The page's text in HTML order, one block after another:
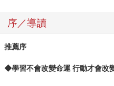
序／導讀
推薦序
◆學習不會改變命運 行動才會改